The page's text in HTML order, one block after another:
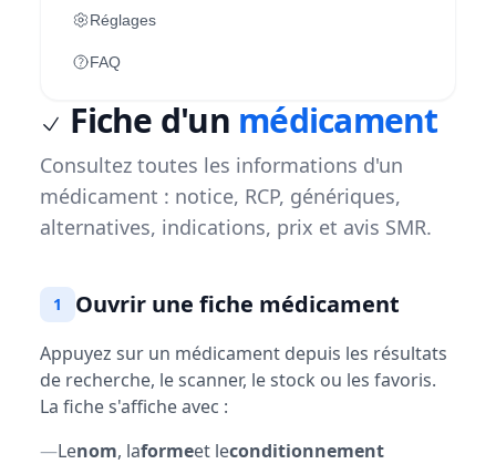
Réglages
FAQ
Fiche d'un médicament
Consultez toutes les informations d'un
médicament : notice, RCP, génériques,
alternatives, indications, prix et avis SMR.
1 Ouvrir une fiche médicament
Appuyez sur un médicament depuis les résultats
de recherche, le scanner, le stock ou les favoris.
La fiche s'affiche avec :
—Lenom, laformeet leconditionnement